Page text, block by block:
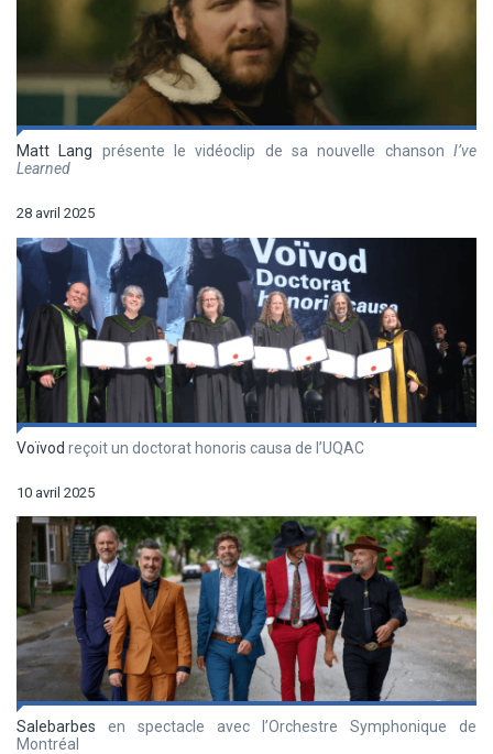
Matt Lang présente le vidéoclip de sa nouvelle chansonI’ve
Learned
28 avril 2025
Voïvod reçoit un doctorat honoris causa de l’UQAC
10 avril 2025
Salebarbes en spectacle avec l’Orchestre Symphonique de
Montréal